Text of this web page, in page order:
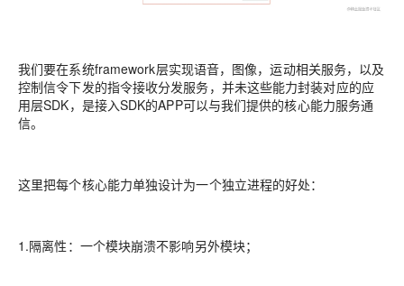
我们要在系统framework层实现语音，图像，运动相关服务，以及
控制信令下发的指令接收分发服务，并未这些能力封装对应的应
用层SDK，是接入SDK的APP可以与我们提供的核心能力服务通
信。
这里把每个核心能力单独设计为一个独立进程的好处：
1.隔离性 ：一个模块崩溃不影响另外模块；